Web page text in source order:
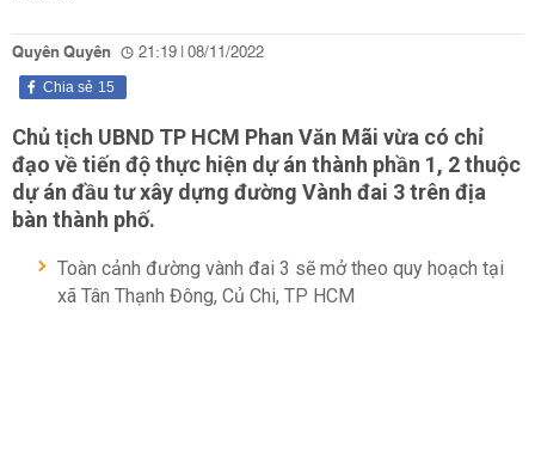
Quyên Quyên 21:19 | 08/11/2022
15
Chia sẻ
Chủ tịch UBND TP HCM Phan Văn Mãi vừa có chỉ
đạo về tiến độ thực hiện dự án thành phần 1, 2 thuộc
dự án đầu tư xây dựng đường Vành đai 3 trên địa
bàn thành phố.
Toàn cảnh đường vành đai 3 sẽ mở theo quy hoạch tại
xã Tân Thạnh Đông, Củ Chi, TP HCM